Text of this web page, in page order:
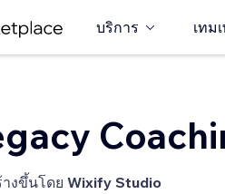
บริการ เทม
งขึ้นโดย Wixify Studio